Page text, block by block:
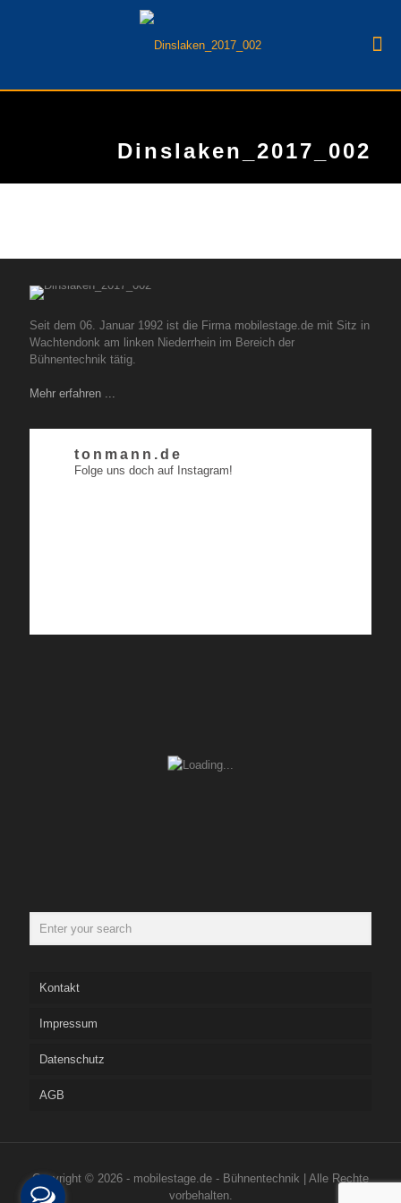
Dinslaken_2017_002
Seit dem 06. Januar 1992 ist die Firma mobilestage.de mit Sitz in
Wachtendonk am linken Niederrhein im Bereich der
Bühnentechnik tätig.
Mehr erfahren ...
tonmann.de
Folge uns doch auf Instagram!
Kontakt
Impressum
Datenschutz
AGB
Copyright © 2026 - mobilestage.de - Bühnentechnik | Alle Rechte
vorbehalten.